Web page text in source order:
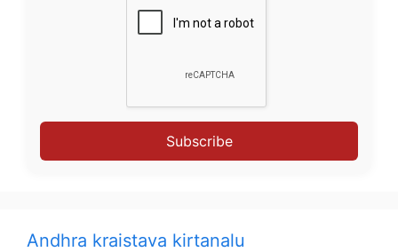
Subscribe
Andhra kraistava kirtanalu